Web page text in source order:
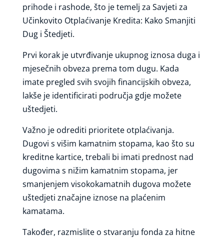
prihode i rashode, što je temelj za Savjeti za
Učinkovito Otplaćivanje Kredita: Kako Smanjiti
Dug i Štedjeti.
Prvi korak je utvrđivanje ukupnog iznosa duga i
mjesečnih obveza prema tom dugu. Kada
imate pregled svih svojih financijskih obveza,
lakše je identificirati područja gdje možete
uštedjeti.
Važno je odrediti prioritete otplaćivanja.
Dugovi s višim kamatnim stopama, kao što su
kreditne kartice, trebali bi imati prednost nad
dugovima s nižim kamatnim stopama, jer
smanjenjem visokokamatnih dugova možete
uštedjeti značajne iznose na plaćenim
kamatama.
Također, razmislite o stvaranju fonda za hitne